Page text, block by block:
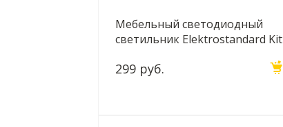
Мебельный светодиодный
светильник Elektrostandard Kit
a053402
299 руб.